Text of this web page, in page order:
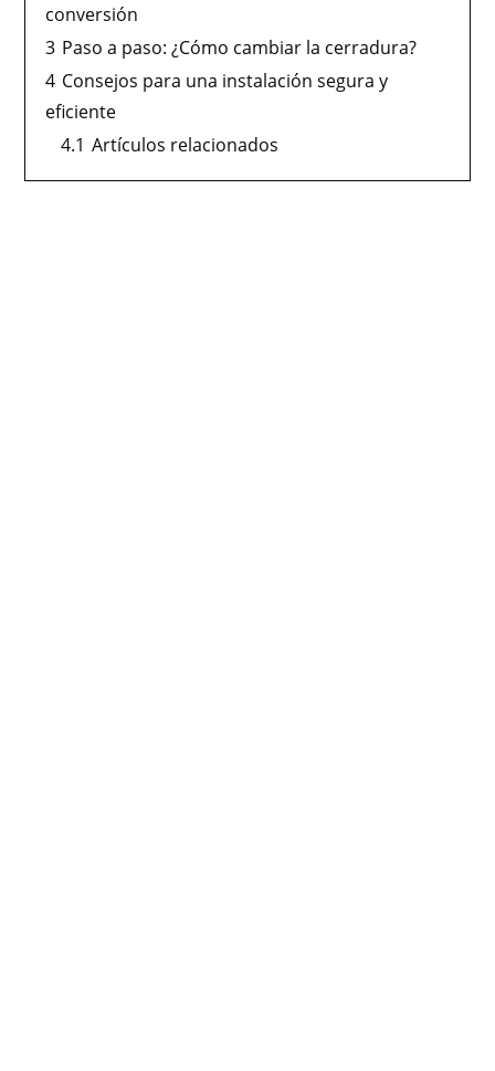
conversión
3 Paso a paso: ¿Cómo cambiar la cerradura?
4 Consejos para una instalación segura y
eficiente
4.1 Artículos relacionados